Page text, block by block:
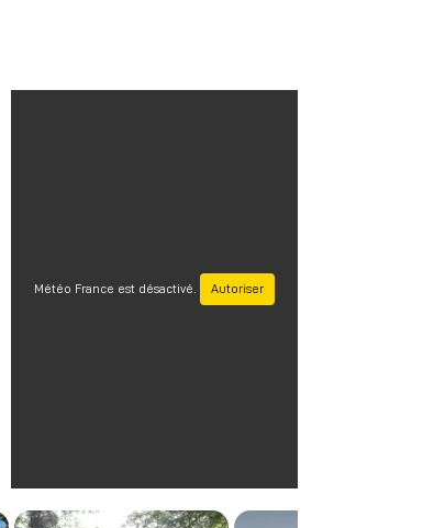
Météo France est désactivé. Autoriser